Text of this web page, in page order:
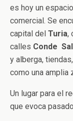
es hoy un
comercial. Se
capital del Turia,
calles Conde
y alberga,
como una amplia
Un lugar para el
que evoca